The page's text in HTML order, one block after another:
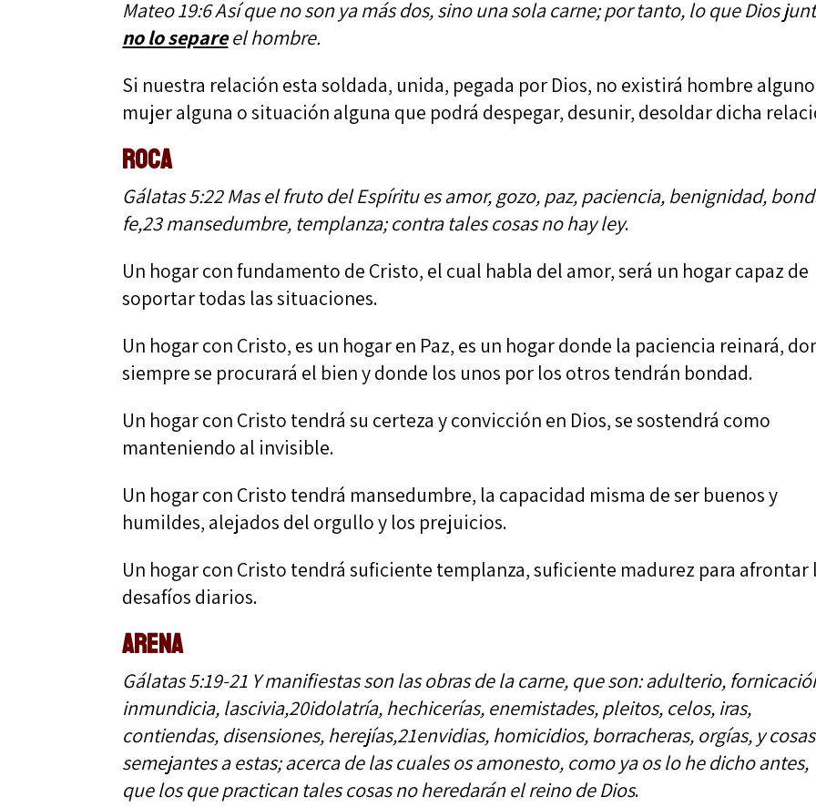
Mateo 19:6 Así que no son ya más dos, sino una sola carne; por tanto, lo que Dios
no lo separeel hombre.
Si nuestra relación esta soldada, unida, pegada por Dios, no existirá hombre
mujer alguna o situación alguna que podrá despegar, desunir, desoldar dicha
ROCA
Gálatas 5:22Mas el fruto del Espíritu es amor, gozo, paz, paciencia, benignidad,
fe,23mansedumbre, templanza; contra tales cosas no hay ley.
Un hogar con fundamento de Cristo, el cual habla del amor, será un hogar capaz de
soportar todas las situaciones.
Un hogar con Cristo, es un hogar en Paz, es un hogar donde la paciencia reinará,
siempre se procurará el bien y donde los unos por los otros tendrán bondad.
Un hogar con Cristo tendrá su certeza y convicción en Dios, se sostendrá como
manteniendo al invisible.
Un hogar con Cristo tendrá mansedumbre, la capacidad misma de ser buenos y
humildes, alejados del orgullo y los prejuicios.
Un hogar con Cristo tendrá suficiente templanza, suficiente madurez para afrontar
desafíos diarios.
ARENA
Gálatas 5:19-21 Y manifiestas son las obras de la carne, que son: adulterio,
inmundicia, lascivia,20idolatría, hechicerías, enemistades, pleitos, celos, iras,
contiendas, disensiones, herejías,21envidias, homicidios, borracheras, orgías, y cosas
semejantes a estas; acerca de las cuales os amonesto, como ya os lo he dicho antes,
que los que practican tales cosas no heredarán el reino de Dios.